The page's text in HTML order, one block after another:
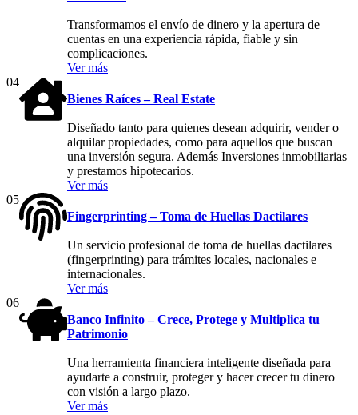
Transformamos el envío de dinero y la apertura de
cuentas en una experiencia rápida, fiable y sin
complicaciones.
Ver más
04
Bienes Raíces – Real Estate
Diseñado tanto para quienes desean adquirir, vender o
alquilar propiedades, como para aquellos que buscan
una inversión segura. Además Inversiones inmobiliarias
y prestamos hipotecarios.
Ver más
05
Fingerprinting – Toma de Huellas Dactilares
Un servicio profesional de toma de huellas dactilares
(fingerprinting) para trámites locales, nacionales e
internacionales.
Ver más
06
Banco Infinito – Crece, Protege y Multiplica tu
Patrimonio
Una herramienta financiera inteligente diseñada para
ayudarte a construir, proteger y hacer crecer tu dinero
con visión a largo plazo.
Ver más